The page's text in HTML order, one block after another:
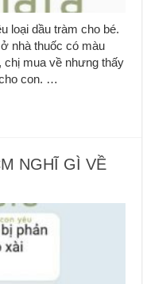
loại dầu tràm cho bé.
nhà thuốc có màu
chị mua về nhưng thấy
con. …
NGHĨ GÌ VỀ